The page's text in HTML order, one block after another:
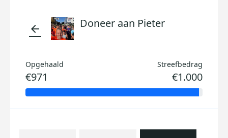
arrow_back Doneer aan Pieter
Opgehaald
€971
Streefbedrag
€1.000